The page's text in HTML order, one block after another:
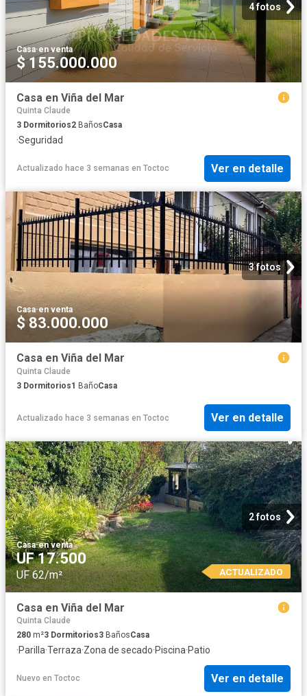
4 fotos
Casa·en venta
$ 155.000.000
Casa en Viña del Mar
Quinta Claude
3 Dormitorios2 BañosCasa
·Seguridad
Actualizado hace 3 semanas en Toctoc Ver en detalle
3 fotos
Casa·en venta
$ 83.000.000
Casa en Viña del Mar
Quinta Claude
3 Dormitorios1 BañoCasa
Actualizado hace 3 semanas en Toctoc Ver en detalle
2 fotos
Casa·en venta
UF 17.500
UF 62/m² ACTUALIZADO
Casa en Viña del Mar
Quinta Claude
280 m²3 Dormitorios3 BañosCasa
·Parilla·Terraza·Zona de secado·Piscina·Patio
Nuevo en Toctoc Ver en detalle